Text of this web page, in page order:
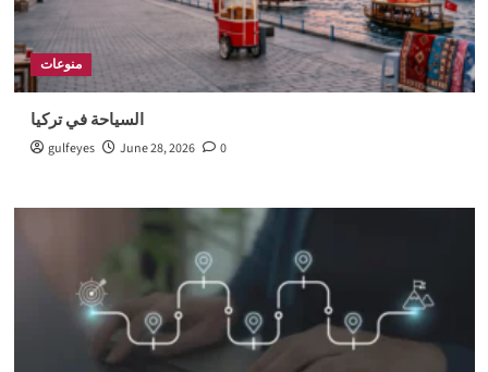
منوعات
السياحة في تركيا
gulfeyes June 28, 2026 0